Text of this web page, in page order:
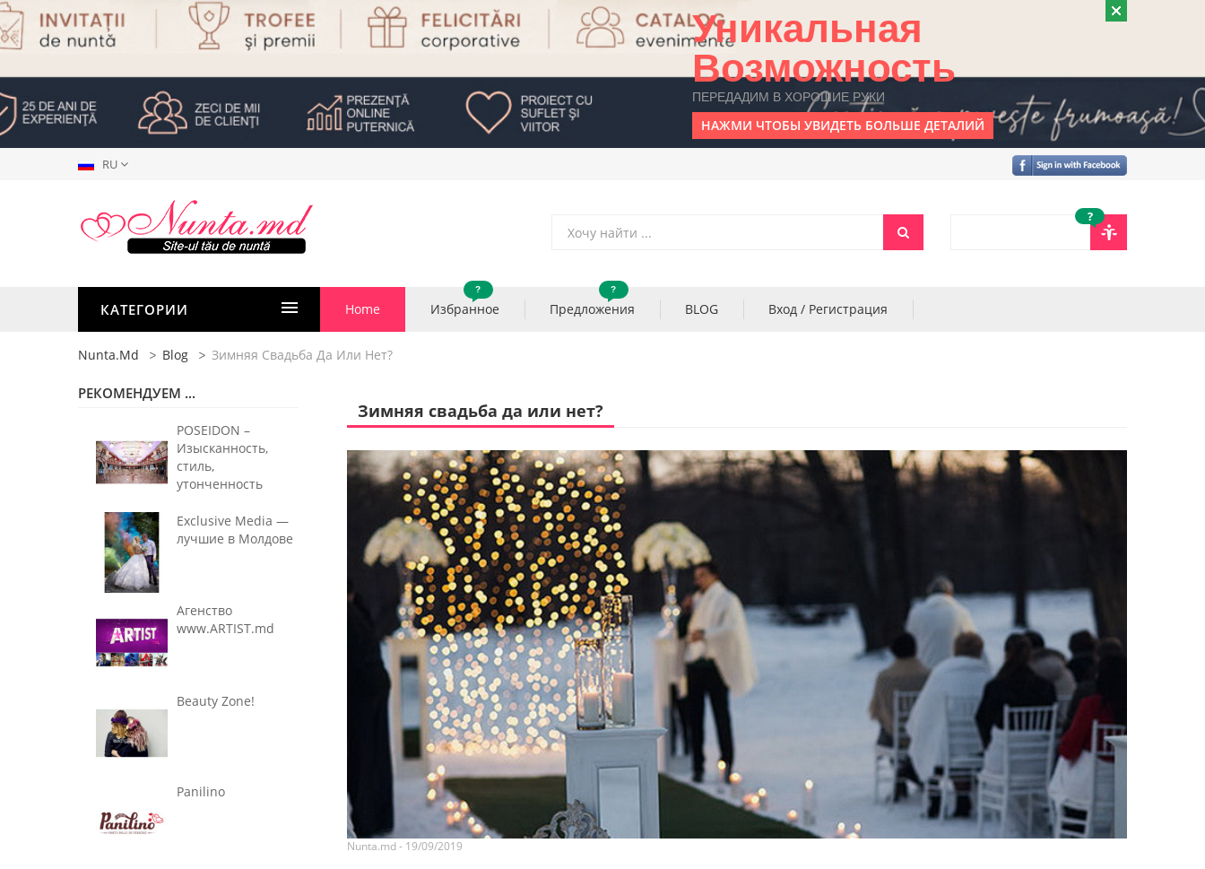
Уникальная
Возможность
ПЕРЕДАДИМ В ХОРОШИЕ РУКИ
НАЖМИ ЧТОБЫ УВИДЕТЬ БОЛЬШЕ ДЕТАЛИЙ
RU
?
КАТЕГОРИИ Home Избранное
?
Предложения
?
BLOG Вход / Регистрация
Nunta.md Blog Зимняя Свадьба Да Или Нет?
РЕКОМЕНДУЕМ ...
POSEIDON –
Изысканность,
стиль,
утонченность
Exclusive Media —
лучшие в Молдове
Агенство
www.ARTIST.md
Beauty Zone!
Panilino
Зимняя свадьба да или нет?
Nunta.md - 19/09/2019